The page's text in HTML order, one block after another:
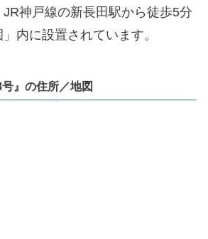
神戸線の新長田駅から徒歩5分
内に設置されています。
』の住所／地図